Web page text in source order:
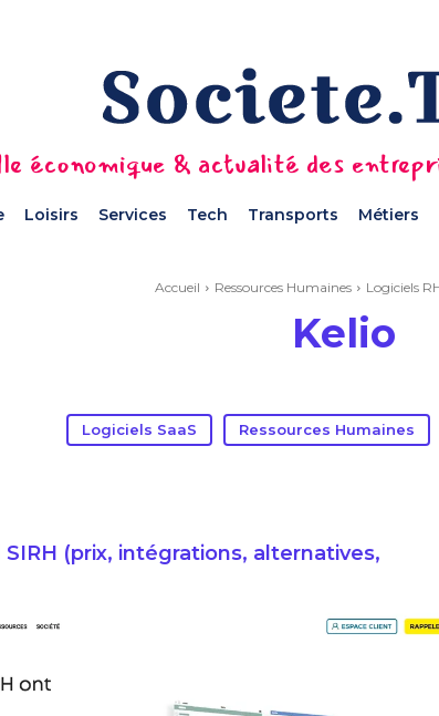
économique & actualité des
Loisirs Services Tech Transports Métiers
Accueil Ressources Humaines Logiciels
Kelio
Logiciels SaaS Ressources Humaines
(prix, intégrations, alternatives,